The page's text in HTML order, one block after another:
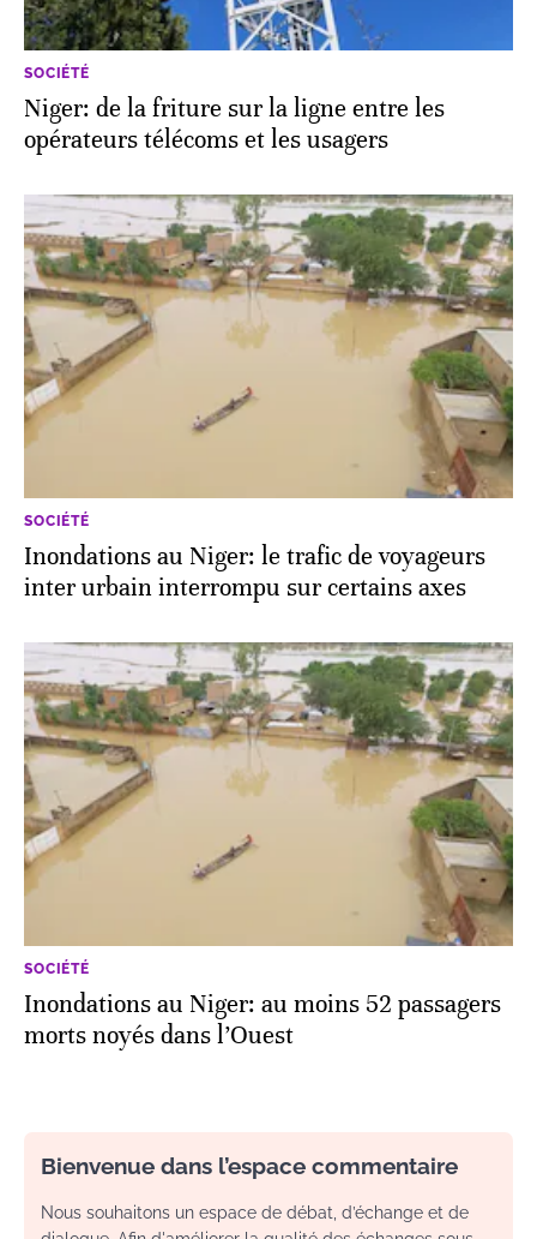
SOCIÉTÉ
Niger: de la friture sur la ligne entre les
opérateurs télécoms et les usagers
SOCIÉTÉ
Inondations au Niger: le trafic de voyageurs
inter urbain interrompu sur certains axes
SOCIÉTÉ
Inondations au Niger: au moins 52 passagers
morts noyés dans l’Ouest
Bienvenue dans l’espace commentaire
Nous souhaitons un espace de débat, d’échange et de